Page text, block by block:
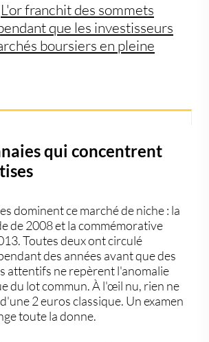
L'or franchit des sommets
que les investisseurs
boursiers en pleine
qui concentrent
dominent ce marché de niche : la
de 2008 et la commémorative
Toutes deux ont circulé
des années avant que des
attentifs ne repèrent l'anomalie
du lot commun. À l'œil nu, rien ne
2 euros classique. Un examen
toute la donne.